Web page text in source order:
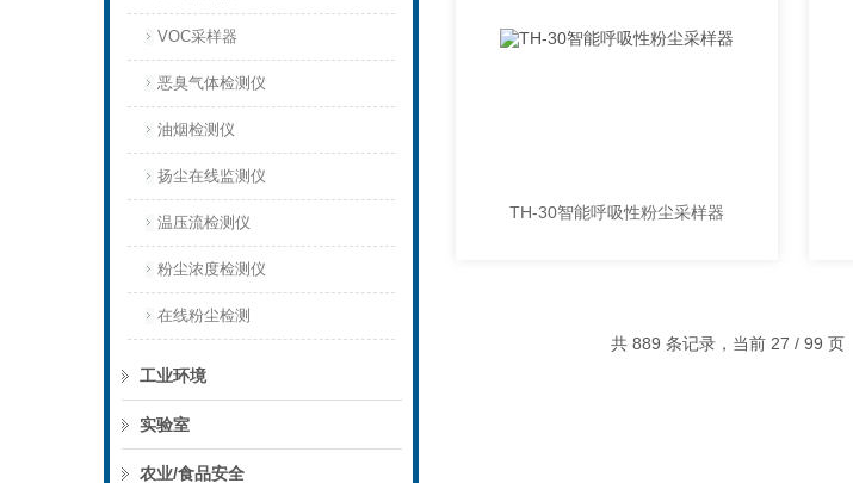
VOC采样器
恶臭气体检测仪
油烟检测仪
扬尘在线监测仪
温压流检测仪
粉尘浓度检测仪
在线粉尘检测
工业环境
实验室
农业/食品安全
TH-30智能呼吸性粉尘采样器
共 889 条记录，当前 27 / 99 页